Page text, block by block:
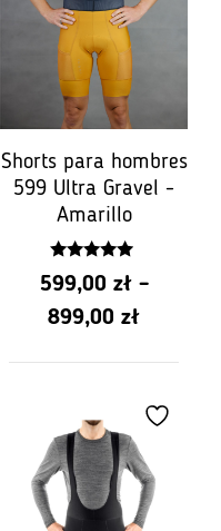
PLN
Shorts para hombres
599 Ultra Gravel -
Amarillo
4.75
z 5
599,00 zł –
899,00 złRango
de
PLN
599.00
a